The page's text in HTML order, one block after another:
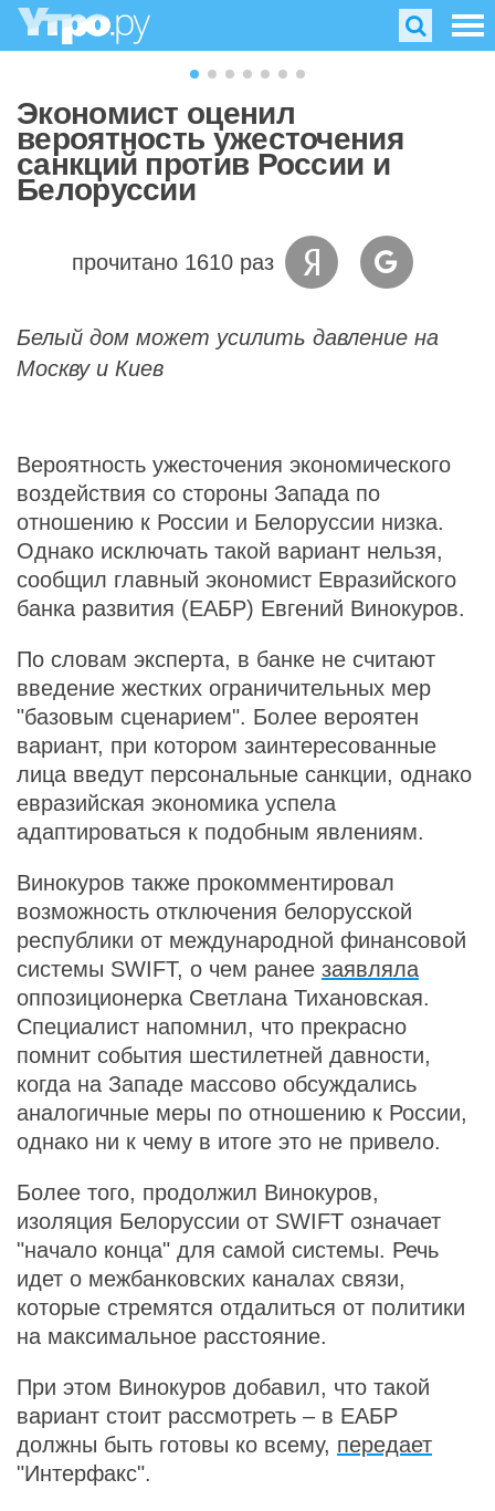
Экономист оценил
вероятность ужесточения
санкций против России и
Белоруссии
прочитано 1610 раз
Белый дом может усилить давление на
Москву и Киев
Вероятность ужесточения экономического
воздействия со стороны Запада по
отношению к России и Белоруссии низка.
Однако исключать такой вариант нельзя,
сообщил главный экономист Евразийского
банка развития (ЕАБР) Евгений Винокуров.
По словам эксперта, в банке не считают
введение жестких ограничительных мер
"базовым сценарием". Более вероятен
вариант, при котором заинтересованные
лица введут персональные санкции, однако
евразийская экономика успела
адаптироваться к подобным явлениям.
Винокуров также прокомментировал
возможность отключения белорусской
республики от международной финансовой
системы SWIFT, о чем ранее заявляла
оппозиционерка Светлана Тихановская.
Специалист напомнил, что прекрасно
помнит события шестилетней давности,
когда на Западе массово обсуждались
аналогичные меры по отношению к России,
однако ни к чему в итоге это не привело.
Более того, продолжил Винокуров,
изоляция Белоруссии от SWIFT означает
"начало конца" для самой системы. Речь
идет о межбанковских каналах связи,
которые стремятся отдалиться от политики
на максимальное расстояние.
При этом Винокуров добавил, что такой
вариант стоит рассмотреть – в ЕАБР
должны быть готовы ко всему, передает
"Интерфакс".